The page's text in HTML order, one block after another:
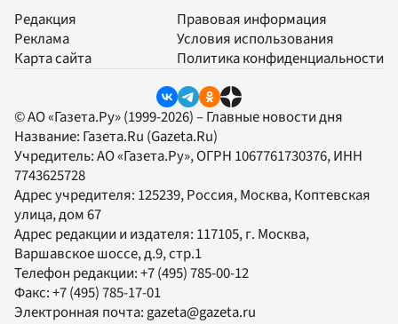
Редакция
Реклама
Карта сайта
Правовая информация
Условия использования
Политика конфиденциальности
© АО «Газета.Ру» (1999-2026) – Главные новости дня
Название: Газета.Ru (Gazeta.Ru)
Учредитель:АО «Газета.Ру», ОГРН 1067761730376, ИНН
7743625728
Адрес учредителя: 125239, Россия, Москва, Коптевская
улица, дом 67
Адрес редакции и издателя: 117105, г. Москва,
Варшавское шоссе, д.9, стр.1
Телефон редакции:+7 (495) 785-00-12
Факс:+7 (495) 785-17-01
Электронная почта:gazeta@gazeta.ru